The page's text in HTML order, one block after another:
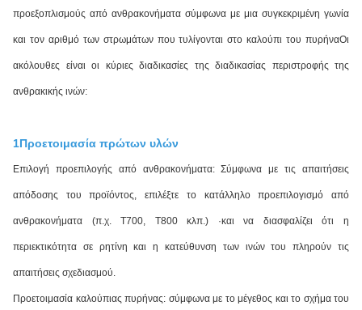
προεξοπλισμούς από ανθρακονήματα σύμφωνα με μια συγκεκριμένη γωνία
και τον αριθμό των στρωμάτων που τυλίγονται στο καλούπι του πυρήναΟι
ακόλουθες είναι οι κύριες διαδικασίες της διαδικασίας περιστροφής της
ανθρακικής ινών:
1Προετοιμασία πρώτων υλών
Επιλογή προεπιλογής από ανθρακονήματα: Σύμφωνα με τις απαιτήσεις
απόδοσης του προϊόντος, επιλέξτε το κατάλληλο προεπιλογισμό από
ανθρακονήματα (π.χ. T700, T800 κλπ.) ·και να διασφαλίζει ότι η
περιεκτικότητα σε ρητίνη και η κατεύθυνση των ινών του πληρούν τις
απαιτήσεις σχεδιασμού.
Προετοιμασία καλούπιας πυρήνας: σύμφωνα με το μέγεθος και το σχήμα του